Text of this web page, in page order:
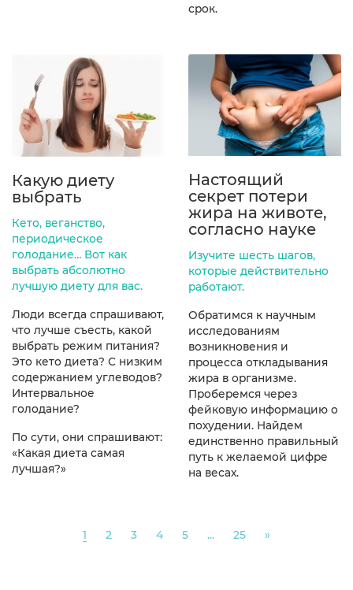
срок.
Какую диету
выбрать
Кето, веганство,
периодическое
голодание… Вот как
выбрать абсолютно
лучшую диету для вас.
Люди всегда спрашивают,
что лучше съесть, какой
выбрать режим питания?
Это кето диета? С низким
содержанием углеводов?
Интервальное
голодание?
По сути, они спрашивают:
«Какая диета самая
лучшая?»
Настоящий
секрет потери
жира на животе,
согласно науке
Изучите шесть шагов,
которые действительно
работают.
Обратимся к научным
исследованиям
возникновения и
процесса откладывания
жира в организме.
Проберемся через
фейковую информацию о
похудении. Найдем
единственно правильный
путь к желаемой цифре
на весах.
1 2 3 4 5 ... 25 »